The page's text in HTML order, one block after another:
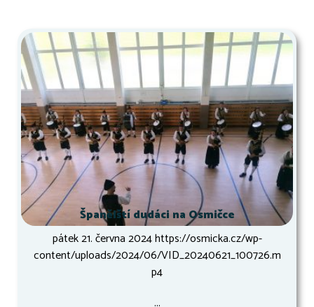
Španělští dudáci na Osmičce
pátek 21. června 2024 https://osmicka.cz/wp-
content/uploads/2024/06/VID_20240621_100726.m
p4
...